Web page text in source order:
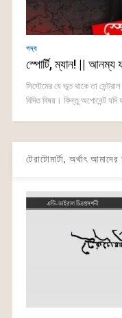
গদ্য
স্পোর্টি, ম্যান! || আনম্য
সিস্টেমের যে ভূত থাকে তা
বিদিত বিষয়। কিন্তু অপোনেন্ট
টেরাটোমার্টা, অর্থাৎ